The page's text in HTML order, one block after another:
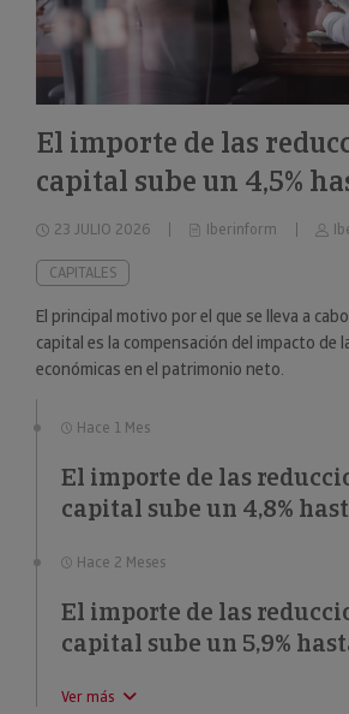
El importe de las
capital sube un 4,5%
23 JULIO 2026 Iberinform
CAPITALES
El principal motivo por el que se lleva a
capital es la compensación del impacto de
económicas en el patrimonio neto.
Hace 1 Mes
El importe de las
capital sube un 4,8%
Hace 2 Meses
El importe de las
capital sube un 5,9%
Ver más